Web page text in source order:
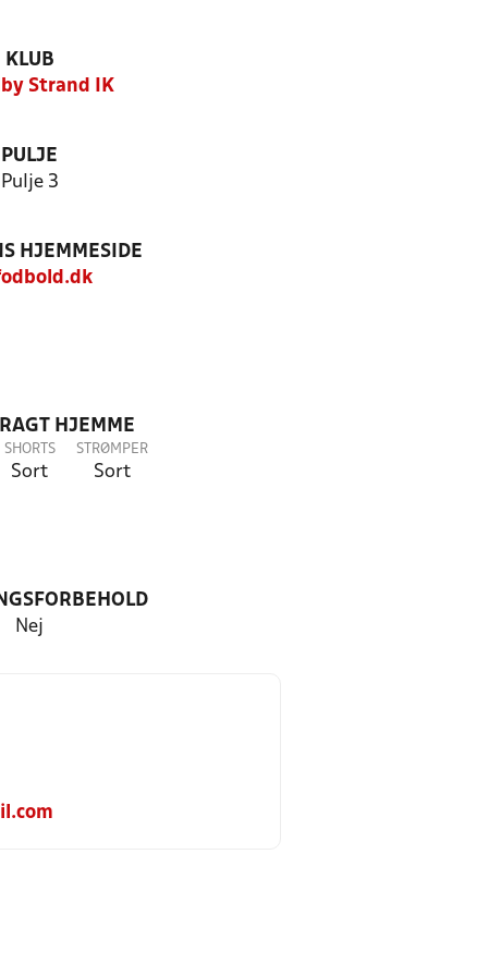
KLUB
Strand IK
PULJE
Pulje 3
HJEMMESIDE
HJEMME
SHORTS
Sort
STRØMPER
Sort
Nej